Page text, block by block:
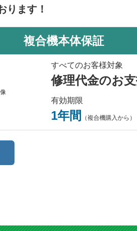
ります！
複合機本体保証
すべてのお客様対象
修理代金のお
有効期限
1年間 （複合機購入から）